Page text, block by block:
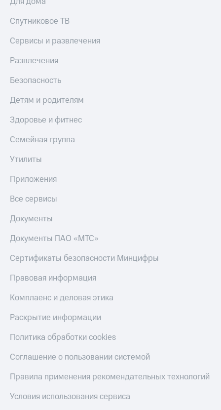
Спутниковое ТВ
Сервисы и развлечения
Развлечения
Безопасность
Детям и родителям
Здоровье и фитнес
Семейная группа
Утилиты
Приложения
Все сервисы
Документы
Документы ПАО «МТС»
Сертификаты безопасности Минцифры
Правовая информация
Комплаенс и деловая этика
Раскрытие информации
Политика обработки cookies
Соглашение о пользовании системой
Правила применения рекомендательных технологий
Условия использования сервиса